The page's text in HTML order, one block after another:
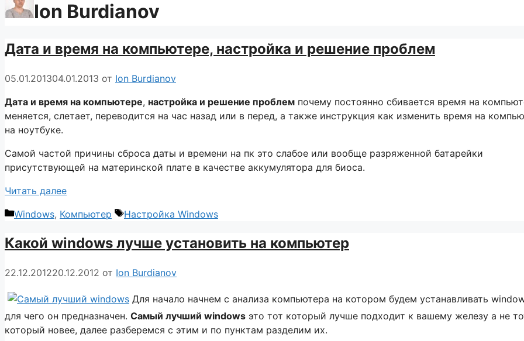
Ion Burdianov
Дата и время на компьютере, настройка и решение проблем
05.01.201304.01.2013 от Ion Burdianov
Дата и время на компьютере, настройка и решение проблем почему постоянно сбивается время на
меняется, слетает, переводится на час назад или в перед, а также инструкция как изменить время на
на ноутбуке.
Самой частой причины сброса даты и времени на пк это слабое или вообще разряженной батарейки
присутствующей на материнской плате в качестве аккумулятора для биоса.
Читать далее
Рубрики
Windows, Компьютер Метки
Настройка Windows
Какой windows лучше установить на компьютер
22.12.201220.12.2012 от Ion Burdianov
Для начало начнем с анализа компьютера на котором будем устанавливать
для чего он предназначен. Самый лучший windows это тот который лучше подходит к вашему железу а не
который новее, далее разберемся с этим и по пунктам разделим их.